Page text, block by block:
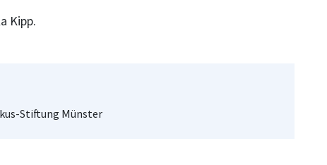
Kipp.
Stiftung Münster